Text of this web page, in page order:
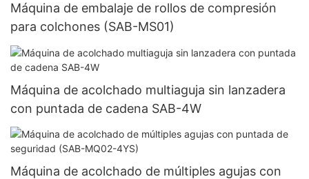
Máquina de embalaje de rollos de compresión
para colchones (SAB-MS01)
Máquina de acolchado multiaguja sin lanzadera
con puntada de cadena SAB-4W
Máquina de acolchado de múltiples agujas con